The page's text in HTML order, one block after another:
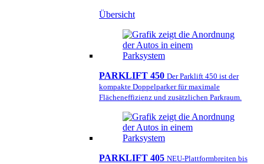
Übersicht
PARKLIFT 450 Der Parklift 450 ist der
kompakte Doppelparker für maximale
Flächeneffizienz und zusätzlichen Parkraum.
PARKLIFT 405 NEU-Plattformbreiten bis